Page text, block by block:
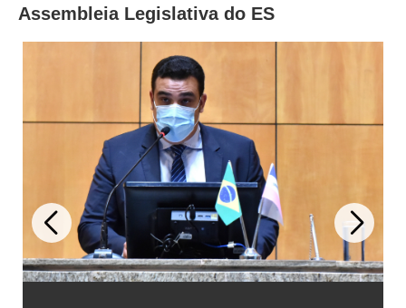
Assembleia Legislativa do ES